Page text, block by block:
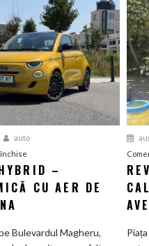
auto
Fiat
500
vacanța
–
CU AER DE
Bulevardul Magheru,